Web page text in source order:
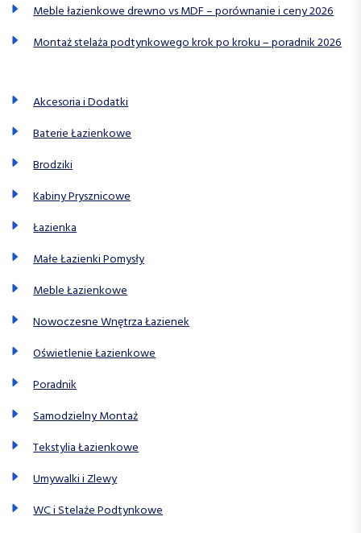
Meble łazienkowe drewno vs MDF – porównanie i ceny 2026
Montaż stelaża podtynkowego krok po kroku – poradnik 2026
Akcesoria i Dodatki
Baterie Łazienkowe
Brodziki
Kabiny Prysznicowe
Łazienka
Małe Łazienki Pomysły
Meble Łazienkowe
Nowoczesne Wnętrza Łazienek
Oświetlenie Łazienkowe
Poradnik
Samodzielny Montaż
Tekstylia Łazienkowe
Umywalki i Zlewy
WC i Stelaże Podtynkowe